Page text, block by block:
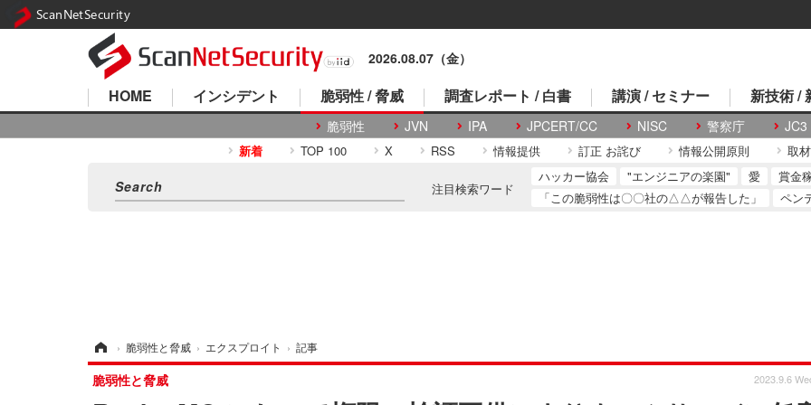
2026.08.07（金）
HOME インシデント 脆弱性 / 脅威
脆弱性 JVN IPA JPCERT/CC NISC 警察庁 JC3
調査レポート / 白書 講演 / セミナー 新技術 /
新着 TOP 100 X RSS 情報提供 訂正 お詫び 情報公開原則 取
注目検索ワード
ハッカー協会 "エンジニアの楽園" 愛
賞金
「この脆弱性は〇〇社の△△が報告した」
ペン
› 脆弱性と脅威 › エクスプロイト › 記事
脆弱性と脅威 2023.9.6
ScanNetSecurity